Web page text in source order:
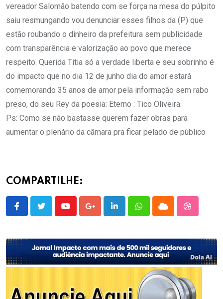
vereador Salomão batendo com se força na mesa do púlpito
saiu resmungando vou denunciar esses filhos da (P) que
estão roubando o dinheiro da prefeitura sem publicidade
com transparência e valorização ao povo que merece
respeito. Querida Titia só a verdade liberta e seu sobrinho é
do impacto que no dia 12 de junho dia do amor estará
comemorando 35 anos de amor pela informação sem rabo
preso, do seu Rey da poesia: Eterno : Tico Oliveira.
Ps: Como se não bastasse querem fazer obras para
aumentar o plenário da câmara pra ficar pelado de público
COMPARTILHE:
YoutubeGoogle+LinkedInWhatsappCloud